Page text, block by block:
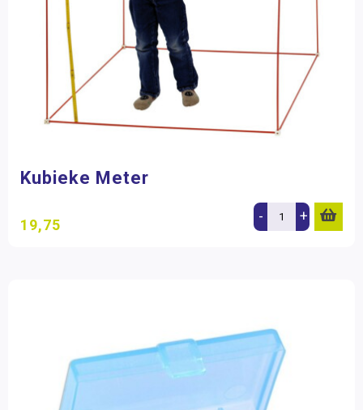
Kubieke Meter
19,75 - +